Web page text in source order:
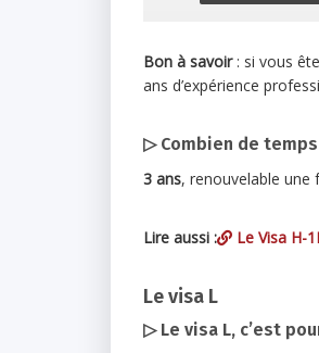
Bon à savoir: si vous
ans d’expérience
▷ Combien de
3 ans, renouvelable une
Lire aussi : Le Visa H-
Le visa L
▷ Le visa L, c’est